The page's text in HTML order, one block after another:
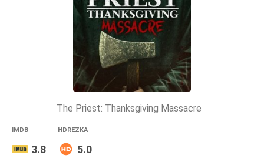
The Priest: Thanksgiving Massacre
IMDB
3.8
HDREZKA
5.0